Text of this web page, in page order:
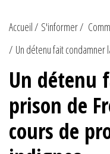
Accueil S'informer
Un détenu fait condamner
Un détenu
prison de
cours de